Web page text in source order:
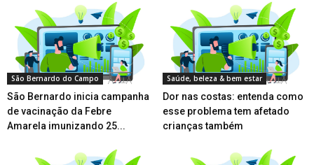
São Bernardo do Campo
São Bernardo inicia campanha
de vacinação da Febre
Amarela imunizando 25...
Saúde, beleza & bem estar
Dor nas costas: entenda como
esse problema tem afetado
crianças também